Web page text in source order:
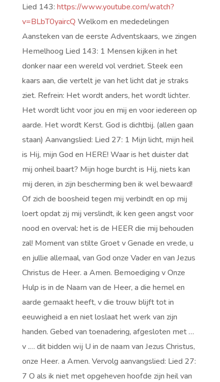
Lied 143: https://www.youtube.com/watch?
v=BLbT0yaircQ Welkom en mededelingen
Aansteken van de eerste Adventskaars, we zingen
Hemelhoog Lied 143: 1 Mensen kijken in het
donker naar een wereld vol verdriet. Steek een
kaars aan, die vertelt je van het licht dat je straks
ziet. Refrein: Het wordt anders, het wordt lichter.
Het wordt licht voor jou en mij en voor iedereen op
aarde. Het wordt Kerst. God is dichtbij. (allen gaan
staan) Aanvangslied: Lied 27: 1 Mijn licht, mijn heil
is Hij, mijn God en HERE! Waar is het duister dat
mij onheil baart? Mijn hoge burcht is Hij, niets kan
mij deren, in zijn bescherming ben ik wel bewaard!
Of zich de boosheid tegen mij verbindt en op mij
loert opdat zij mij verslindt, ik ken geen angst voor
nood en overval: het is de HEER die mij behouden
zal! Moment van stilte Groet v Genade en vrede, u
en jullie allemaal, van God onze Vader en van Jezus
Christus de Heer. a Amen. Bemoediging v Onze
Hulp is in de Naam van de Heer, a die hemel en
aarde gemaakt heeft, v die trouw blijft tot in
eeuwigheid a en niet loslaat het werk van zijn
handen. Gebed van toenadering, afgesloten met …
v .… dit bidden wij U in de naam van Jezus Christus,
onze Heer. a Amen. Vervolg aanvangslied: Lied 27:
7 O als ik niet met opgeheven hoofde zijn heil van